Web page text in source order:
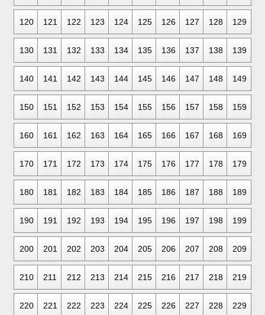
120 121 122 123 124 125 126 127 128 129
130 131 132 133 134 135 136 137 138 139
140 141 142 143 144 145 146 147 148 149
150 151 152 153 154 155 156 157 158 159
160 161 162 163 164 165 166 167 168 169
170 171 172 173 174 175 176 177 178 179
180 181 182 183 184 185 186 187 188 189
190 191 192 193 194 195 196 197 198 199
200 201 202 203 204 205 206 207 208 209
210 211 212 213 214 215 216 217 218 219
220 221 222 223 224 225 226 227 228 229